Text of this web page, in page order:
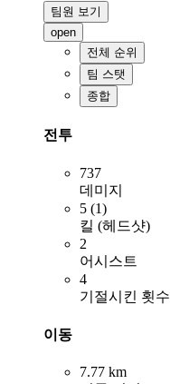
팀원 보기
open
전체 순위
팀 스탯
종합
전투
737
데미지
5 (1)
킬 (헤드샷)
2
어시스트
4
기절시킨 횟수
이동
7.77 km